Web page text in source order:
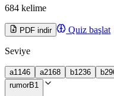
684 kelime
PDF indir Quiz başlat
Seviye
a1 146 a2168 b1 236 b2
rumorB1